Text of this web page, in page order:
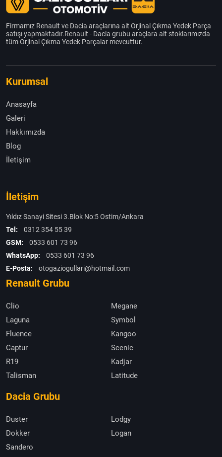
Firmamız Renault ve Dacia araçlarına ait Orjinal Çıkma Yedek Parça
satışı yapmaktadır.Renault - Dacia grubu araçlara ait stoklarımızda
tüm Orjinal Çıkma Yedek Parçalar mevcuttur.
Kurumsal
Anasayfa
Galeri
Hakkımızda
Blog
İletişim
İletişim
Yıldız Sanayi Sitesi 3.Blok No:5 Ostim/Ankara
Tel:
0312 354 55 39
GSM:
0533 601 73 96
WhatsApp:
0533 601 73 96
E-Posta:
otogaziogullari@hotmail.com
Renault Grubu
Clio
Megane
Laguna
Symbol
Fluence
Kangoo
Captur
Scenic
R19
Kadjar
Talisman
Latitude
Dacia Grubu
Duster
Lodgy
Dokker
Logan
Sandero